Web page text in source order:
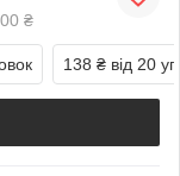
₴
138 ₴ від 20